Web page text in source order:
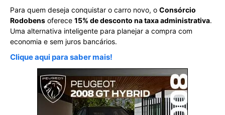
Para quem deseja conquistar o carro novo, o Consórcio
Rodobens oferece 15% de desconto na taxa administrativa.
Uma alternativa inteligente para planejar a compra com
economia e sem juros bancários.
Clique aqui para saber mais!